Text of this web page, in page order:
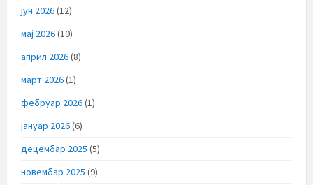
јун 2026(12)
мај 2026(10)
април 2026(8)
март 2026(1)
фебруар 2026(1)
јануар 2026(6)
децембар 2025 (5)
новембар 2025 (9)